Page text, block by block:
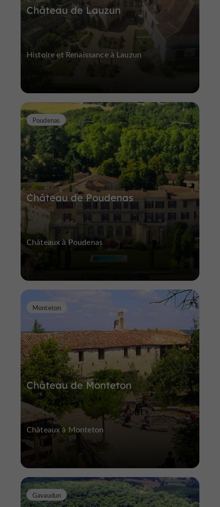
Château de Lauzun
Histoire et Renaissance à Lauzun
Château de Poudenas
Poudenas
Châteaux à Poudenas
Château de Monteton
Monteton
Châteaux à Monteton
Gavaudun